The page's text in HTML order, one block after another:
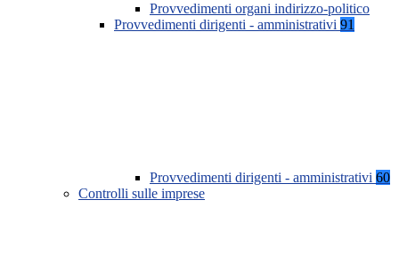
Provvedimenti organi indirizzo-politico
Provvedimenti dirigenti - amministrativi 91
Provvedimenti dirigenti - amministrativi 60
Controlli sulle imprese